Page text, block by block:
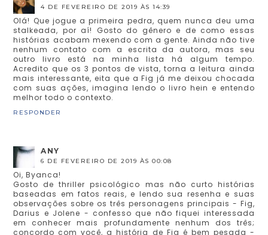
4 DE FEVEREIRO DE 2019 ÀS 14:39
Olá! Que jogue a primeira pedra, quem nunca deu uma
stalkeada, por aí! Gosto do gênero e de como essas
histórias acabam mexendo com a gente. Ainda não tive
nenhum contato com a escrita da autora, mas seu
outro livro está na minha lista há algum tempo.
Acredito que os 3 pontos de vista, torna a leitura ainda
mais interessante, eita que a Fig já me deixou chocada
com suas ações, imagina lendo o livro hein e entendo
melhor todo o contexto.
RESPONDER
ANY
6 DE FEVEREIRO DE 2019 ÀS 00:08
Oi, Byanca!
Gosto de thriller psicológico mas não curto histórias
baseadas em fatos reais, e lendo sua resenha e suas
observações sobre os três personagens principais - Fig,
Darius e Jolene - confesso que não fiquei interessada
em conhecer mais profundamente nenhum dos três;
concordo com você, a história de Fig é bem pesada -